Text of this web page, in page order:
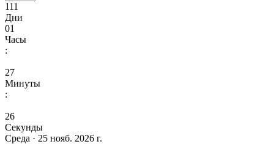
111
Дни
01
Часы
:
27
Минуты
:
26
Секунды
Среда · 25 нояб. 2026 г.